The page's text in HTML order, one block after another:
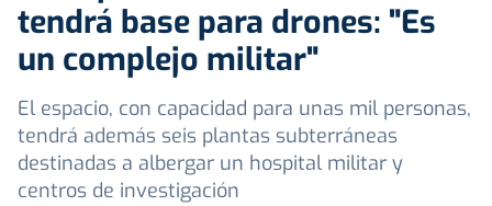
tendrá base para drones: "Es
un complejo militar"
El espacio, con capacidad para unas mil personas,
tendrá además seis plantas subterráneas
destinadas a albergar un hospital militar y
centros de investigación